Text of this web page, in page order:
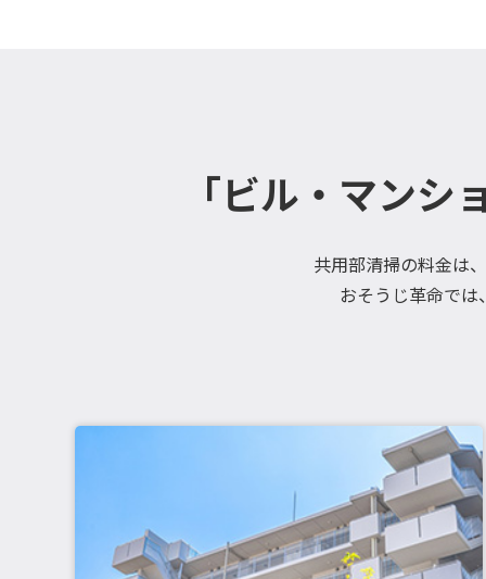
「ビル・マン
共用部清掃の料金は
おそうじ革命で